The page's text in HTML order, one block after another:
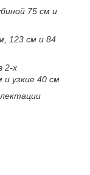
75 см и
123 см и 84
2-х
узкие 40 см